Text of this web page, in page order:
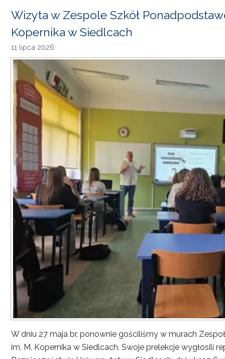
Wizyta w Zespole Szkół
Kopernika w Siedlcach
11 lipca 2026
W dniu 27 maja br. ponownie gościliśmy w murach
im. M. Kopernika w Siedlcach. Swoje prelekcje wygłosili